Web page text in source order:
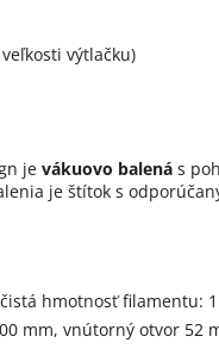
výtlačku)
je vákuovo balená s
je štítok s
hmotnosť filamentu:
mm, vnútorný otvor 52